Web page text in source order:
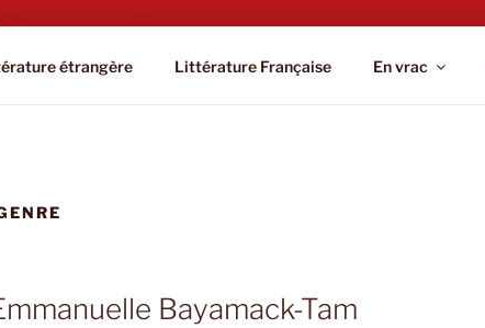
étrangère Littérature Française En vrac
Bayamack-Tam